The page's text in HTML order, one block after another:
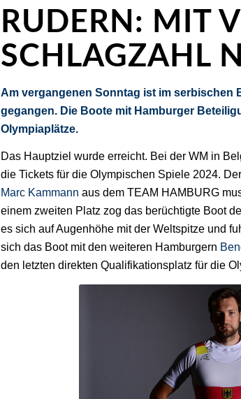
RUDERN: MIT
SCHLAGZAHL
Am vergangenen Sonntag ist im serbischen
gegangen. Die Boote mit Hamburger
Olympiaplätze.
Das Hauptziel wurde erreicht. Bei der WM in
die Tickets für die Olympischen Spiele 2024.
Marc Kammann aus dem TEAM HAMBURG
einem zweiten Platz zog das berüchtigte Boot
es sich auf Augenhöhe mit der Weltspitze und
sich das Boot mit den weiteren Hamburgern
den letzten direkten Qualifikationsplatz für die